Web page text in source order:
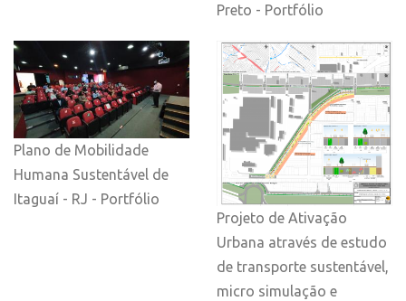
Preto - Portfólio
Plano de Mobilidade
Humana Sustentável de
Itaguaí - RJ - Portfólio
Projeto de Ativação
Urbana através de estudo
de transporte sustentável,
micro simulação e